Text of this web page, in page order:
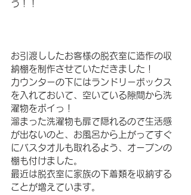
う！！
お引渡ししたお客様の脱衣室に造作の収
納棚を制作させていただきました！
カウンターの下にはランドリーボックス
を入れておいて、空いている隙間から洗
濯物をポイっ！
溜まった洗濯物も扉で隠れるので生活感
が出ないのと、お風呂から上がってすぐ
にバスタオルも取れるよう、オープンの
棚も付けました。
最近は脱衣室に家族の下着類を収納する
ことが増えています。